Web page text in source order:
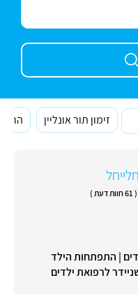
זימון תור אונליין
( 61 חוות דעת )
| התפתחות הילד
לרפואת ילדים